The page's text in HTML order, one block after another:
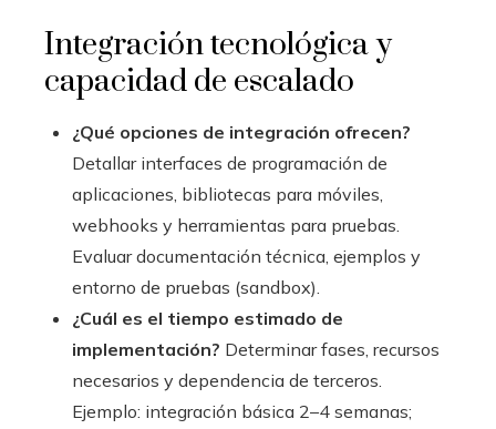
Integración tecnológica y
capacidad de escalado
¿Qué opciones de integración ofrecen?
Detallar interfaces de programación de
aplicaciones, bibliotecas para móviles,
webhooks y herramientas para pruebas.
Evaluar documentación técnica, ejemplos y
entorno de pruebas (sandbox).
¿Cuál es el tiempo estimado de
implementación? Determinar fases, recursos
necesarios y dependencia de terceros.
Ejemplo: integración básica 2–4 semanas;